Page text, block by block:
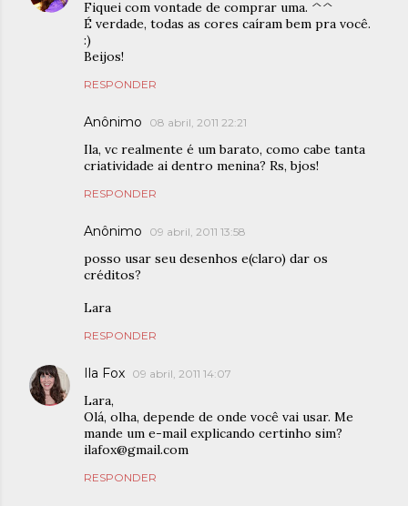
Fiquei com vontade de comprar uma. ^^
É verdade, todas as cores caíram bem pra você.
:)
Beijos!
RESPONDER
Anônimo 08 abril, 2011 22:21
Ila, vc realmente é um barato, como cabe tanta
criatividade ai dentro menina? Rs, bjos!
RESPONDER
Anônimo 09 abril, 2011 13:58
posso usar seu desenhos e(claro) dar os
créditos?
Lara
RESPONDER
Ila Fox 09 abril, 2011 14:07
Lara,
Olá, olha, depende de onde você vai usar. Me
mande um e-mail explicando certinho sim?
ilafox@gmail.com
RESPONDER